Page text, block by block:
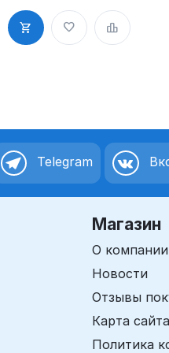
бумаг и
картонов,
быстросохну
Telegram
Магазин
О компании
Новости
Отзывы
Карта сайта
Политика